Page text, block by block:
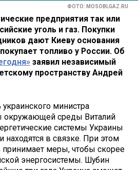
ФОТО: MOSOBLGAZ.RU
предприятия так или
уголь и газ. Покупки
дают Киеву основания
топливо у России. Об
заявил независимый
пространству Андрей
министра
окружающей среды Виталий
системы Украины
находятся в связке. При этом
принимает меры, чтобы скорее
энергосистемы. Шубин